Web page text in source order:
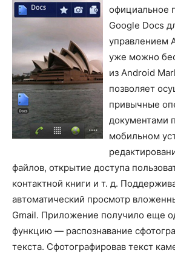
официальное
Google Docs
управлением
уже можно
из Android
позволяет
привычные
документами
мобильном
файлов, открытие доступа
контактной книги и т. д.
автоматический просмотр
Gmail. Приложение получило еще
функцию — распознавание
текста. Сфотографировав текст